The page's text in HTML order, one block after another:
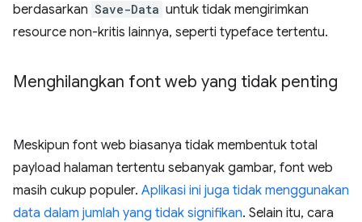
berdasarkan Save-Data untuk tidak mengirimkan
resource non-kritis lainnya, seperti typeface tertentu.
Menghilangkan font web yang tidak penting
Meskipun font web biasanya tidak membentuk total
payload halaman tertentu sebanyak gambar, font web
masih cukup populer. Aplikasi ini juga tidak menggunakan
data dalam jumlah yang tidak signifikan. Selain itu, cara